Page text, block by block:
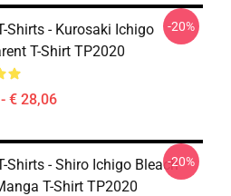
Shirts - Kurosaki Ichigo
T-Shirt TP2020
€ 28,06
-20%
Shirts - Shiro Ichigo Bleach
T-Shirt TP2020
-20%